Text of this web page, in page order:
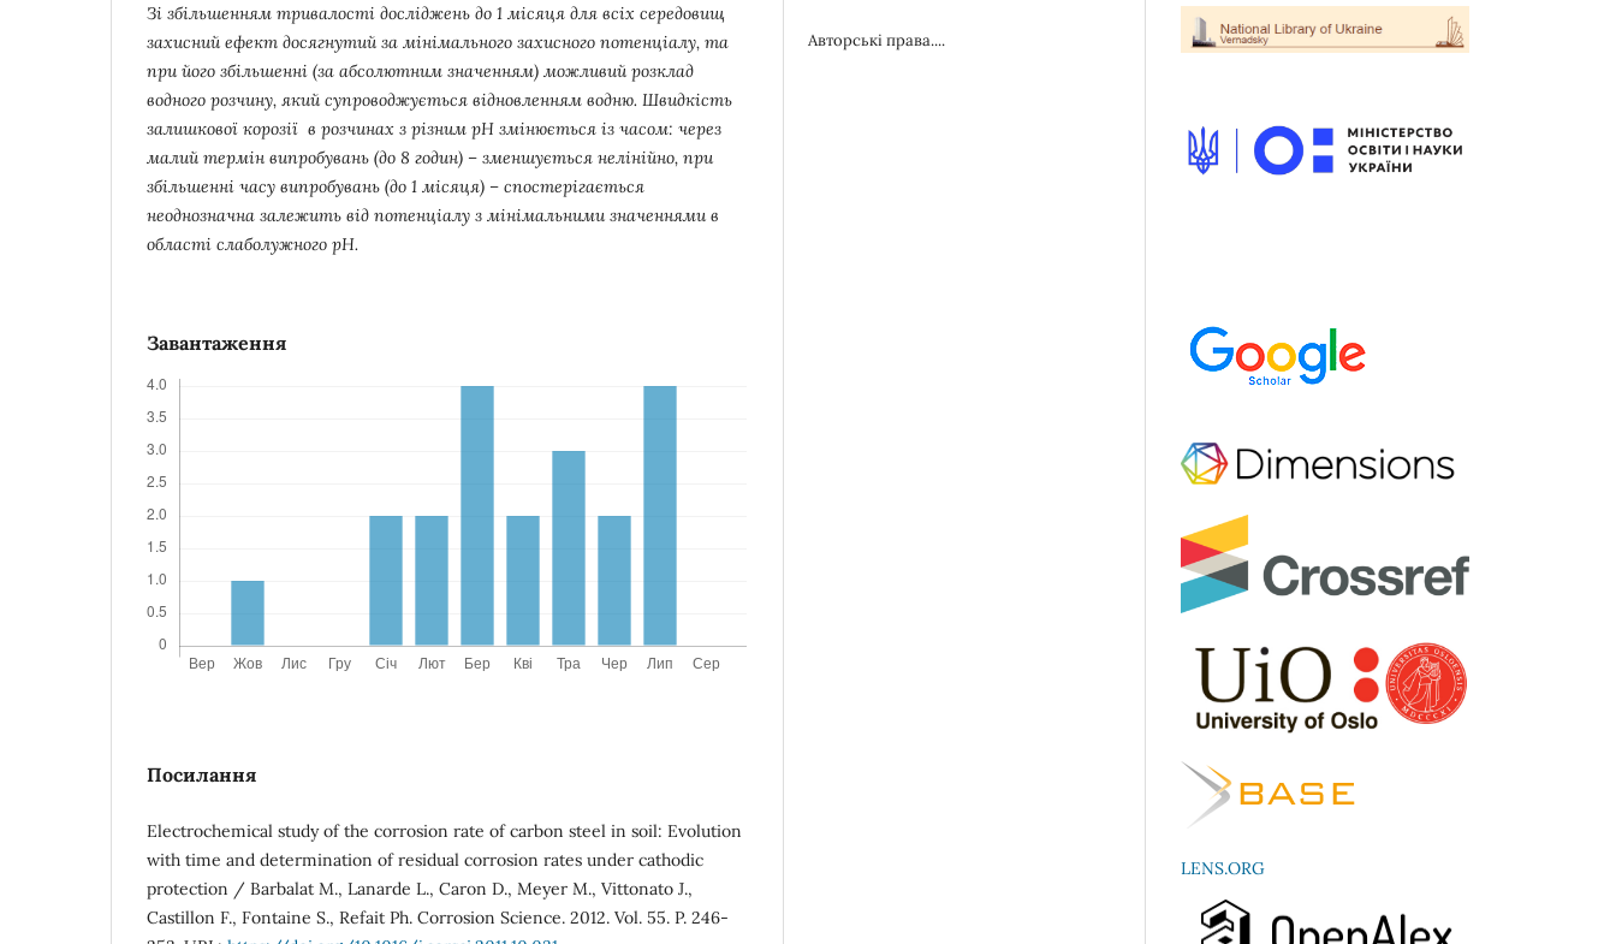
Зі збільшенням тривалості досліджень до 1 місяця для всіх середовищ
захисний ефект досягнутий за мінімального захисного потенціалу, та
при його збільшенні (за абсолютним значенням) можливий розклад
водного розчину, який супроводжується відновленням водню. Швидкість
залишкової корозії в розчинах з різним рН змінюється із часом: через
малий термін випробувань (до 8 годин) – зменшується нелінійно, при
збільшенні часу випробувань (до 1 місяця) – спостерігається
неоднозначна залежить від потенціалу з мінімальними значеннями в
області слаболужного рН.
Завантаження
Посилання
Electrochemical study of the corrosion rate of carbon steel in soil: Evolution
with time and determination of residual corrosion rates under cathodic
protection / Barbalat M., Lanarde L., Caron D., Meyer M., Vittonato J.,
Castillon F., Fontaine S., Refait Ph. Corrosion Science. 2012. Vol. 55. P. 246-
Авторські права....
LENS.ORG